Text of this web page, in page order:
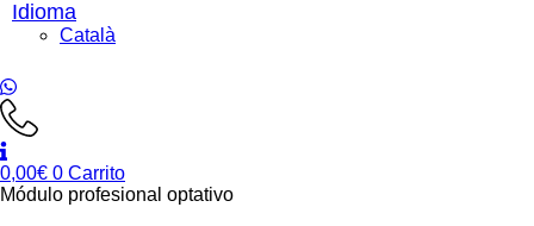
Català
0,00€ 0 Carrito
Módulo profesional optativo